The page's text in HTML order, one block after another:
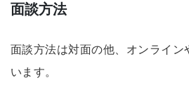
面談方法
面談方法は対面の他、オンライン
います。